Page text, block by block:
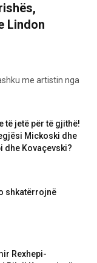
Lindon
me artistin nga
të jetë për të gjithë!
Mickoski dhe
dhe Kovaçevski?
shkatërrojnë
Rexhepi-